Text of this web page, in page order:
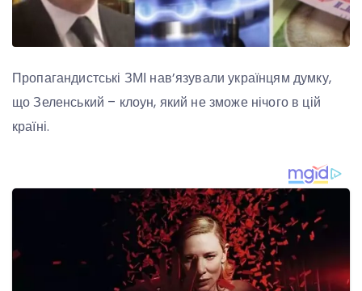
Пропагандистські ЗМІ нав’язували українцям думку,
що Зеленський – клоун, який не зможе нічого в цій
країні.